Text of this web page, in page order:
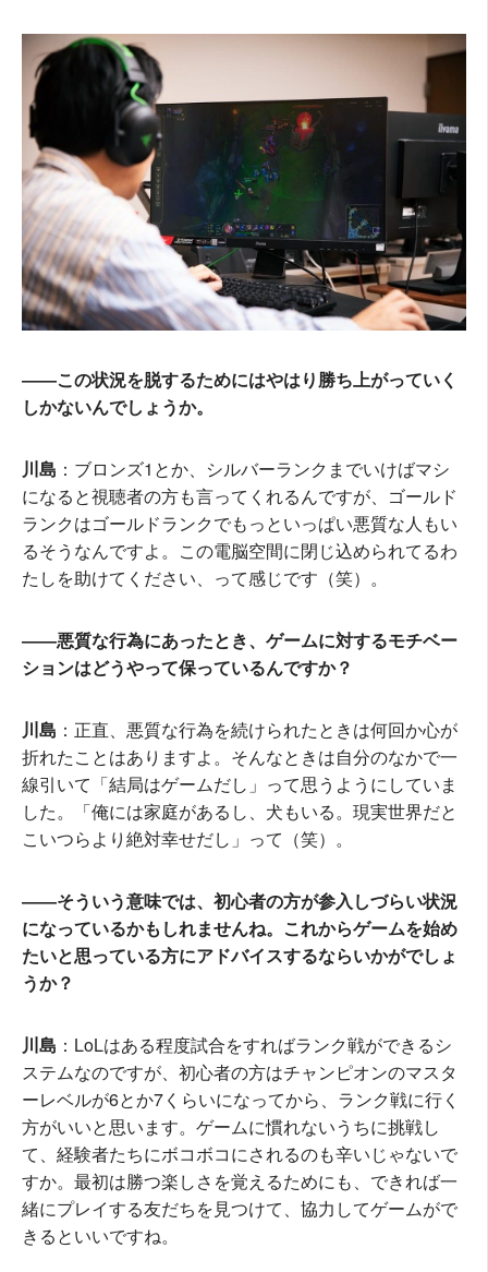
――この状況を脱するためにはやはり勝ち上がっていく
しかないんでしょうか。
川島 ：ブロンズ1とか、シルバーランクまでいけばマシ
になると視聴者の方も言ってくれるんですが、ゴールド
ランクはゴールドランクでもっといっぱい悪質な人もい
るそうなんですよ。この電脳空間に閉じ込められてるわ
たしを助けてください、って感じです（笑）。
――悪質な行為にあったとき、ゲームに対するモチベー
ションはどうやって保っているんですか？
川島 ：正直、悪質な行為を続けられたときは何回か心が
折れたことはありますよ。そんなときは自分のなかで一
線引いて「結局はゲームだし」って思うようにしていま
した。「俺には家庭があるし、犬もいる。現実世界だと
こいつらより絶対幸せだし」って（笑）。
――そういう意味では、初心者の方が参入しづらい状況
になっているかもしれませんね。これからゲームを始め
たいと思っている方にアドバイスするならいかがでしょ
うか？
川島 ：LoLはある程度試合をすればランク戦ができるシ
ステムなのですが、初心者の方はチャンピオンのマスタ
ーレベルが6とか7くらいになってから、ランク戦に行く
方がいいと思います。ゲームに慣れないうちに挑戦し
て、経験者たちにボコボコにされるのも辛いじゃないで
すか。最初は勝つ楽しさを覚えるためにも、できれば一
緒にプレイする友だちを見つけて、協力してゲームがで
きるといいですね。